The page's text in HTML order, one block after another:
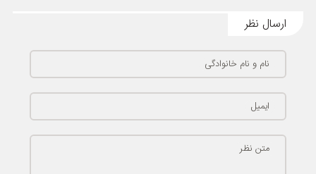
ارسال نظر
نام و نام خانوادگی
ایمیل
متن نظر